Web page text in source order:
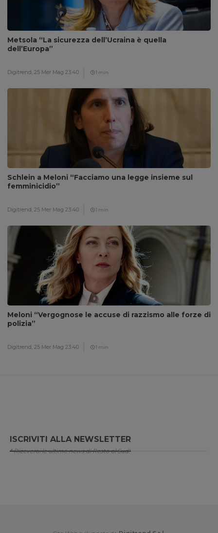
Metsola “La sicurezza dell’Ucraina è quella
dell’Europa”
Digitrend, 25 Mer Mag 23:40 1 min
Schlein a Meloni “Facciamo una legge insieme sul
femminicidio”
Digitrend, 25 Mer Mag 23:40 1 min
Meloni “Vergognose le accuse di razzismo alle forze di
polizia”
Digitrend, 25 Mer Mag 23:40 1 min
ISCRIVITI ALLA NEWSLETTER
* Riceverai le ultime news di Resto al Sud!